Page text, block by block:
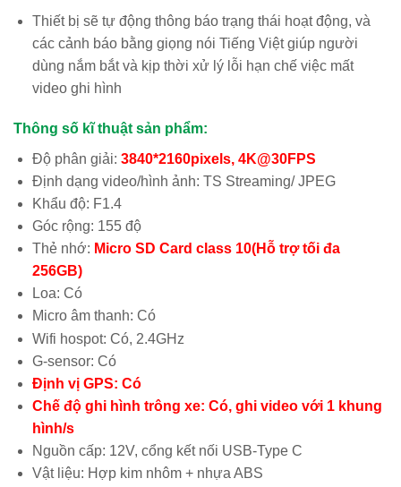
Thiết bị sẽ tự động thông báo trạng thái hoạt động, và
các cảnh báo bằng giọng nói Tiếng Việt giúp người
dùng nắm bắt và kịp thời xử lý lỗi hạn chế việc mất
video ghi hình
Thông số kĩ thuật sản phẩm:
Độ phân giải: 3840*2160pixels, 4K@30FPS
Định dạng video/hình ảnh: TS Streaming/ JPEG
Khẩu độ: F1.4
Góc rộng: 155 độ
Thẻ nhớ: Micro SD Card class 10(Hỗ trợ tối đa
256GB)
Loa: Có
Micro âm thanh: Có
Wifi hospot: Có, 2.4GHz
G-sensor: Có
Định vị GPS: Có
Chế độ ghi hình trông xe: Có, ghi video với 1 khung
hình/s
Nguồn cấp: 12V, cổng kết nối USB-Type C
Vật liệu: Hợp kim nhôm + nhựa ABS